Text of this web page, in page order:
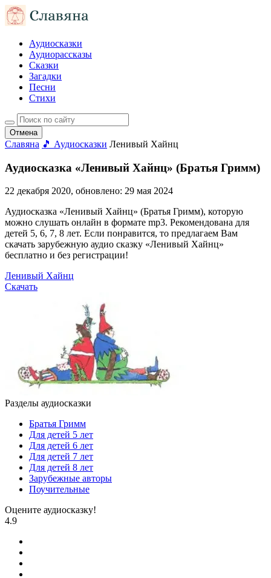
Аудиосказки
Аудиорассказы
Сказки
Загадки
Песни
Стихи
Отмена
Славяна 🎵 Аудиосказки Ленивый Хайнц
Аудиосказка «Ленивый Хайнц» (Братья Гримм)
22 декабря 2020, обновлено: 29 мая 2024
Аудиосказка «Ленивый Хайнц» (Братья Гримм), которую
можно слушать онлайн в формате mp3. Рекомендована для
детей 5, 6, 7, 8 лет. Если понравится, то предлагаем Вам
скачать зарубежную аудио сказку «Ленивый Хайнц»
бесплатно и без регистрации!
Ленивый Хайнц
Скачать
Разделы аудиосказки
Братья Гримм
Для детей 5 лет
Для детей 6 лет
Для детей 7 лет
Для детей 8 лет
Зарубежные авторы
Поучительные
Оцените аудиосказку!
4.9